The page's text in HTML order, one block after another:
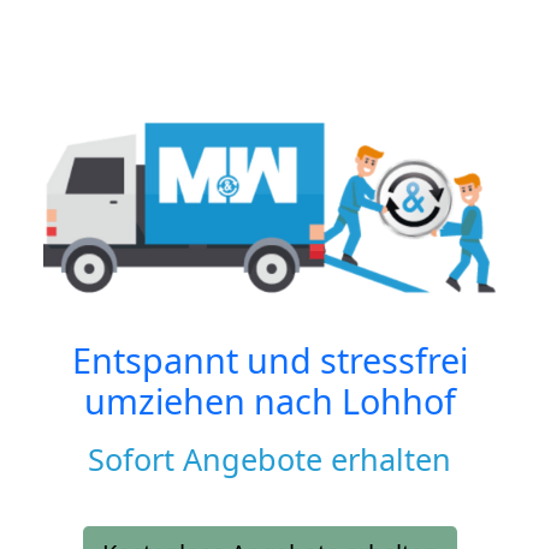
Entspannt und stressfrei
umziehen nach Lohhof
Sofort Angebote erhalten